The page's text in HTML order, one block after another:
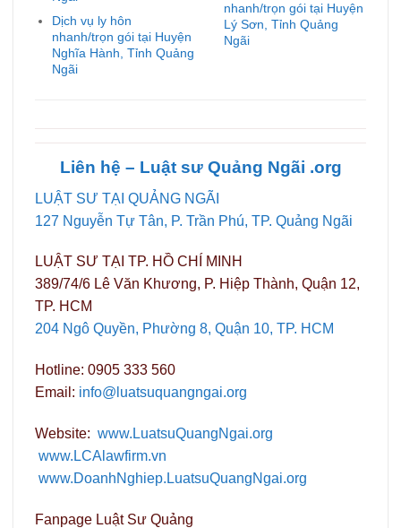
Dịch vụ ly hôn
nhanh/trọn gói tại Huyện
Nghĩa Hành, Tỉnh Quảng
Ngãi
nhanh/trọn gói tại Huyện
Lý Sơn, Tỉnh Quảng
Ngãi
Liên hệ – Luật sư Quảng Ngãi .org
LUẬT SƯ TẠI QUẢNG NGÃI
127 Nguyễn Tự Tân, P. Trần Phú, TP. Quảng Ngãi
LUẬT SƯ TẠI TP. HỒ CHÍ MINH
389/74/6 Lê Văn Khương, P. Hiệp Thành, Quận 12,
TP. HCM
204 Ngô Quyền, Phường 8, Quận 10, TP. HCM
Hotline: 0905 333 560
Email: info@luatsuquangngai.org
Website: www.LuatsuQuangNgai.org
www.LCAlawfirm.vn
www.DoanhNghiep.LuatsuQuangNgai.org
Fanpage Luật Sư Quảng